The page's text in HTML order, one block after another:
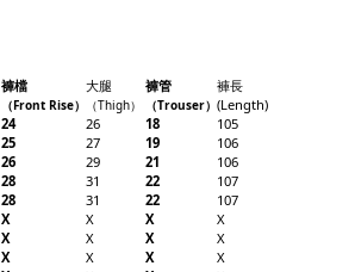
褲檔 大腿 褲管 褲長
（Front Rise） （Thigh） （Trouser） (Length)
24 26 18
105
25 27 19
106
26 29 21
106
28 31 22
107
28 31 22
107
X X X
X
X X X
X
X X X
X